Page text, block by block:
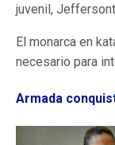
juvenil,
El monarca en
necesario para
Armada